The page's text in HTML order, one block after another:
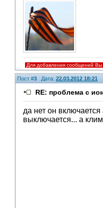
Для добавления сообщений Вы
Пост #3 Дата: 22.03.2012 18:21
RE: проблема с
да нет он
выключается... а